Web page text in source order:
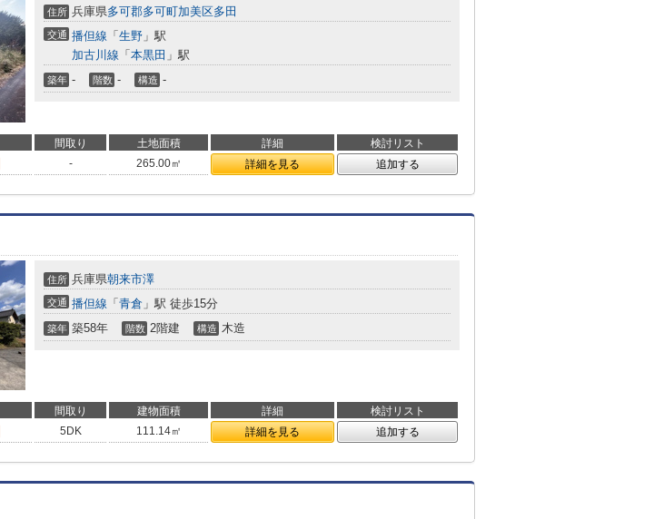
住所 兵庫県多可郡多可町加美区多田
交通 播但線 「 生野 」駅
加古川線 「 本黒田 」駅
築年 - 階数 - 構造 -
間取り 土地面積 詳細
検討リスト
- 265.00㎡ 詳細を見る 追加する
住所 兵庫県朝来市澤
交通 播但線 「 青倉 」駅 徒歩15分
築年 築58年 階数 2階建 構造 木造
間取り 建物面積 詳細
検討リスト
5DK 111.14㎡ 詳細を見る 追加する